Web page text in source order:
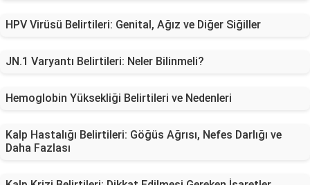
HPV Virüsü Belirtileri: Genital, Ağız ve Diğer Siğiller
JN.1 Varyantı Belirtileri: Neler Bilinmeli?
Hemoglobin Yüksekliği Belirtileri ve Nedenleri
Kalp Hastalığı Belirtileri: Göğüs Ağrısı, Nefes Darlığı ve
Daha Fazlası